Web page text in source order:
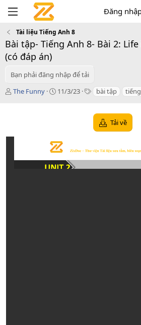
Đăng
Tài liệu Tiếng Anh 8
Bài tập- Tiếng Anh 8- Bài 2:
(có đáp án)
Bạn phải đăng nhập để tải
T
ả
The Funny
C
o
n
d
11/3/23
T
s
bài tập
Tải về